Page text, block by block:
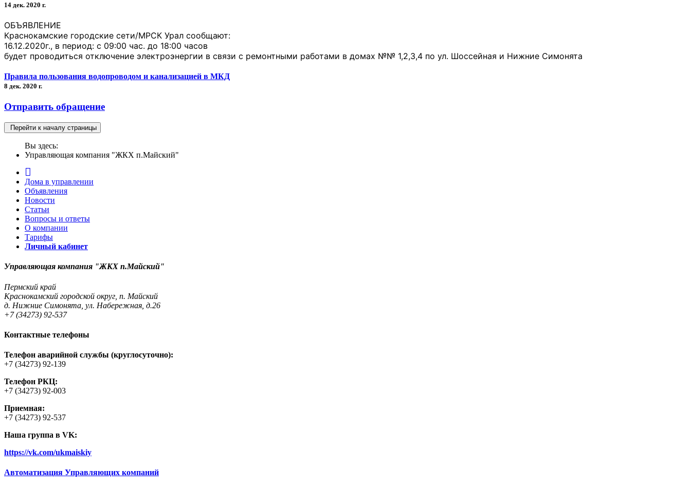
14 дек. 2020 г.
ОБЪЯВЛЕНИЕ
Краснокамские городские сети/МРСК Урал сообщают:
16.12.2020г., в период: с 09:00 час. до 18:00 часов
будет проводиться отключение электроэнергии в связи с ремонтными работами в домах №№ 1,2,3,4 по ул. Шоссейная и Нижние Симонята
Правила пользования водопроводом и канализацией в МКД
8 дек. 2020 г.
Отправить обращение
Перейти к началу страницы
Вы здесь:
Управляющая компания "ЖКХ п.Майский"
Дома в управлении
Объявления
Новости
Статьи
Вопросы и ответы
О компании
Тарифы
Личный кабинет
Управляющая компания "ЖКХ п.Майский"
Пермский край
Краснокамский городской округ, п. Майский
д. Нижние Симонята, ул. Набережная, д.26
+7 (34273) 92-537
Контактные телефоны
Телефон аварийной службы (круглосуточно):
+7 (34273) 92-139
Телефон РКЦ:
+7 (34273) 92-003
Приемная:
+7 (34273) 92-537
Наша группа в VK:
https://vk.com/ukmaiskiy
Автоматизация Управляющих компаний